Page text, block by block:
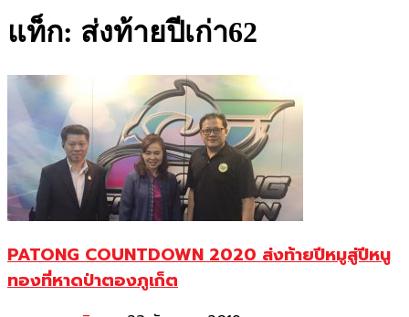
แท็ก: ส่งท้ายปีเก่า62
PATONG COUNTDOWN 2020 ส่งท้ายปีหมูสู่ปีหนู
ทองที่หาดป่าตองภูเก็ต